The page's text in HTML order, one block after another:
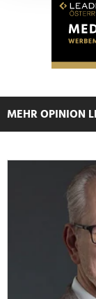
Abschnitt
Wir verwenden
Verwendung
weiteren Daten
haben oder die
gesammelt
MEHR OPINION